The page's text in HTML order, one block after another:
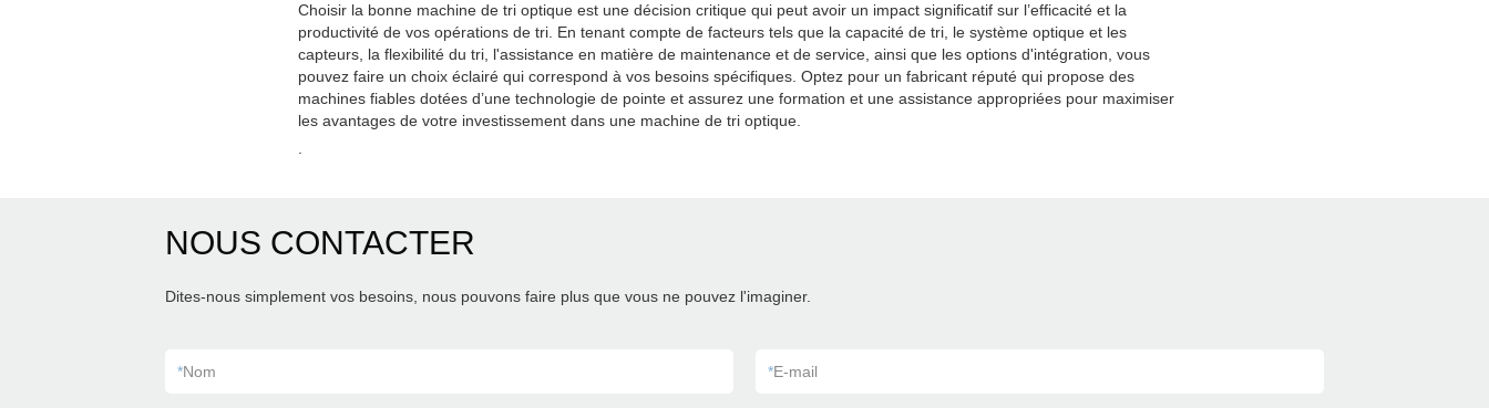
Choisir la bonne machine de tri optique est une décision critique qui peut avoir un impact significatif sur l’efficacité et la
productivité de vos opérations de tri. En tenant compte de facteurs tels que la capacité de tri, le système optique et les
capteurs, la flexibilité du tri, l'assistance en matière de maintenance et de service, ainsi que les options d'intégration, vous
pouvez faire un choix éclairé qui correspond à vos besoins spécifiques. Optez pour un fabricant réputé qui propose des
machines fiables dotées d’une technologie de pointe et assurez une formation et une assistance appropriées pour maximiser
les avantages de votre investissement dans une machine de tri optique.
NOUS CONTACTER
Dites-nous simplement vos besoins, nous pouvons faire plus que vous ne pouvez l'imaginer.
*Nom *E-mail